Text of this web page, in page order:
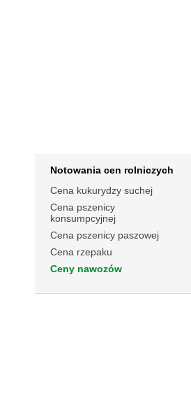
Notowania cen rolniczych
Cena kukurydzy suchej
Cena pszenicy
konsumpcyjnej
Cena pszenicy paszowej
Cena rzepaku
Ceny nawozów